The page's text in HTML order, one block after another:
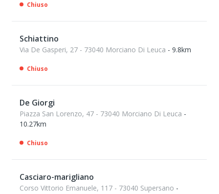
Chiuso
Schiattino
Via De Gasperi, 27 - 73040 Morciano Di Leuca - 9.8km
Chiuso
De Giorgi
Piazza San Lorenzo, 47 - 73040 Morciano Di Leuca -
10.27km
Chiuso
Casciaro-marigliano
Corso Vittorio Emanuele, 117 - 73040 Supersano -